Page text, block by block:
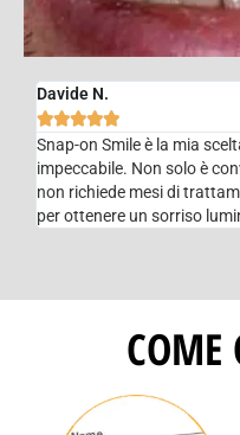
Davide N.

Snap-on Smile è la mia
impeccabile. Non solo è
non richiede mesi di
per ottenere un sorriso
COME